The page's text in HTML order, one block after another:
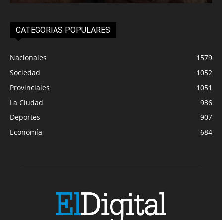
CATEGORIAS POPULARES
Nacionales
1579
Sociedad
1052
Provinciales
1051
La Ciudad
936
Deportes
907
Economía
684